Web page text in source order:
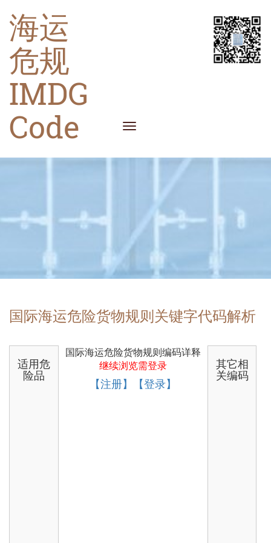
海运
危规
IMDG
Code
国际海运危险货物规则关键字代码解析
适用危
险品
国际海运危险货物规则编码详释
继续浏览需登录
【注册】【登录】
其它相
关编码